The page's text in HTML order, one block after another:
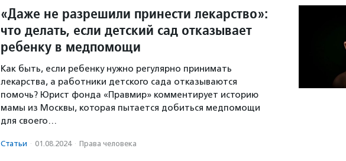
«Даже не разрешили принести лекарство»:
что делать, если детский сад отказывает
ребенку в медпомощи
Как быть, если ребенку нужно регулярно принимать
лекарства, а работники детского сада отказываются
помочь? Юрист фонда «Правмир» комментирует историю
мамы из Москвы, которая пытается добиться медпомощи
для своего…
Статьи · 01.08.2024 · Права человека